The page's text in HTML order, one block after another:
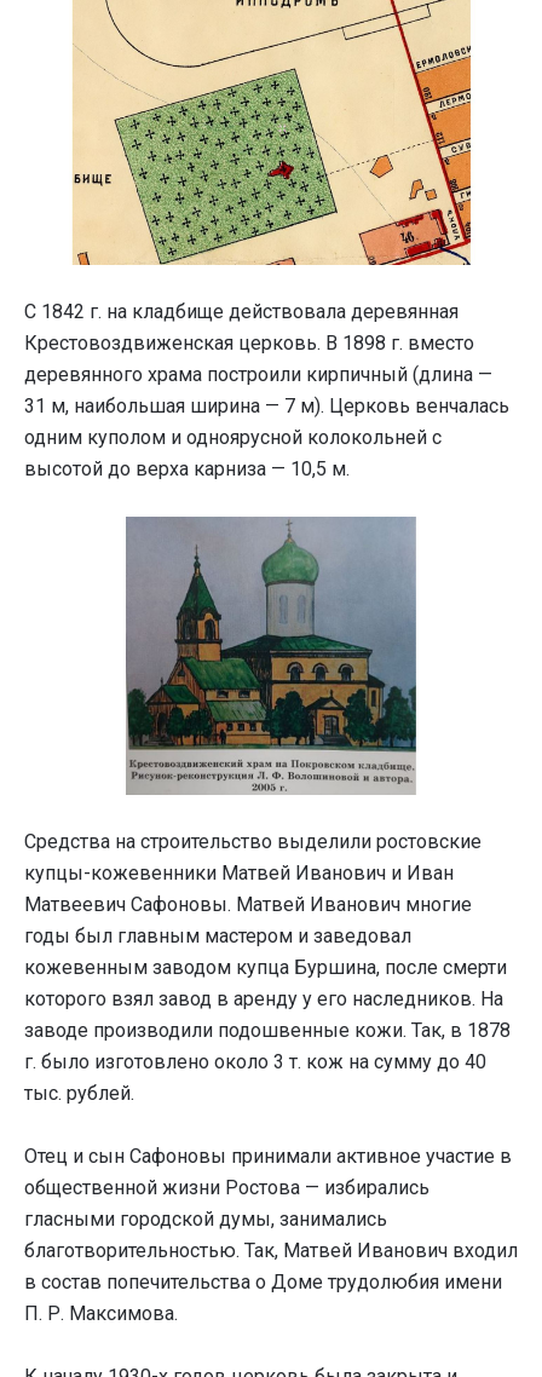
С 1842 г. на кладбище действовала деревянная
Крестовоздвиженская церковь. В 1898 г. вместо
деревянного храма построили кирпичный (длина —
31 м, наибольшая ширина — 7 м). Церковь венчалась
одним куполом и одноярусной колокольней с
высотой до верха карниза — 10,5 м.
Средства на строительство выделили ростовские
купцы-кожевенники Матвей Иванович и Иван
Матвеевич Сафоновы. Матвей Иванович многие
годы был главным мастером и заведовал
кожевенным заводом купца Буршина, после смерти
которого взял завод в аренду у его наследников. На
заводе производили подошвенные кожи. Так, в 1878
г. было изготовлено около 3 т. кож на сумму до 40
тыс. рублей.
Отец и сын Сафоновы принимали активное участие в
общественной жизни Ростова — избирались
гласными городской думы, занимались
благотворительностью. Так, Матвей Иванович входил
в состав попечительства о Доме трудолюбия имени
П. Р. Максимова.